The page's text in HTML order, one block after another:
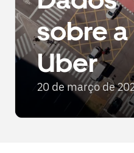
sobre a
Uber
20 de março de